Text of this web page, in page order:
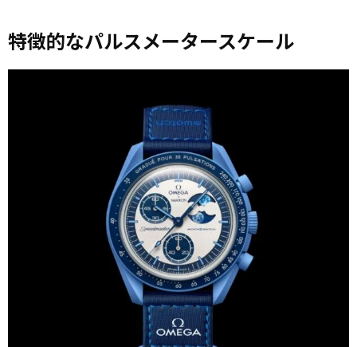
特徴的なパルスメータースケール